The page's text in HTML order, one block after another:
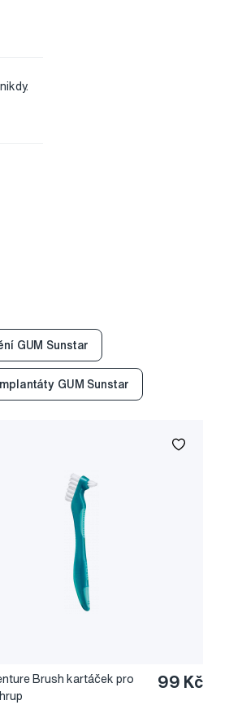
GUM Sunstar
GUM Sunstar
Brush kartáček pro
99 Kč